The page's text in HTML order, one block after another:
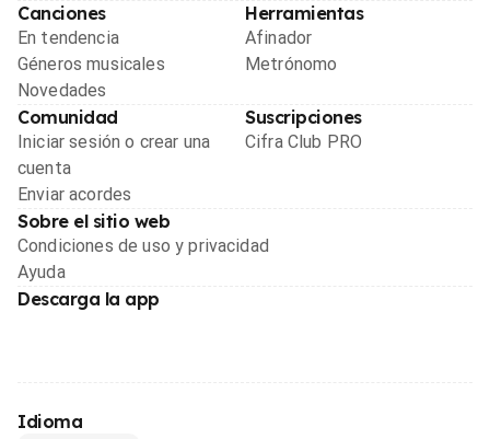
Canciones
En tendencia
Géneros musicales
Novedades
Herramientas
Afinador
Metrónomo
Comunidad
Iniciar sesión o crear una
cuenta
Enviar acordes
Suscripciones
Cifra Club PRO
Sobre el sitio web
Condiciones de uso y privacidad
Ayuda
Descarga la app
Idioma